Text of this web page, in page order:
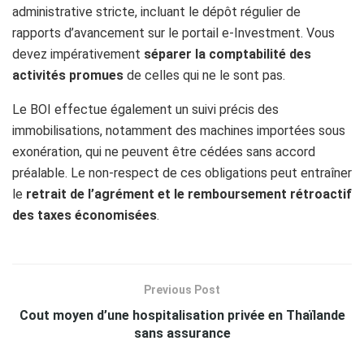
administrative stricte, incluant le dépôt régulier de
rapports d’avancement sur le portail e-Investment. Vous
devez impérativement séparer la comptabilité des
activités promues de celles qui ne le sont pas.
Le BOI effectue également un suivi précis des
immobilisations, notamment des machines importées sous
exonération, qui ne peuvent être cédées sans accord
préalable. Le non-respect de ces obligations peut entraîner
le retrait de l’agrément et le remboursement rétroactif
des taxes économisées.
Previous Post
Cout moyen d’une hospitalisation privée en Thaïlande
sans assurance